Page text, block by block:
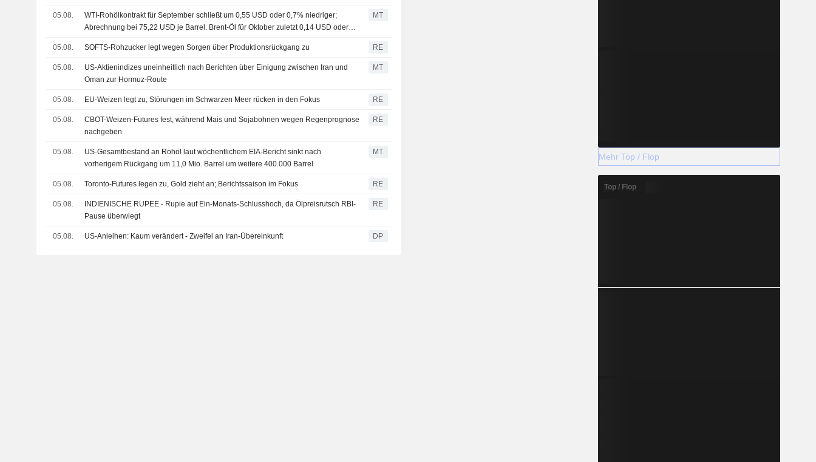
05.08.
WTI-Rohölkontrakt für September schließt um 0,55 USD oder 0,7% niedriger;
Abrechnung bei 75,22 USD je Barrel. Brent-Öl für Oktober zuletzt 0,14 USD oder
MT
05.08. SOFTS-Rohzucker legt wegen Sorgen über Produktionsrückgang zu RE
05.08.
US-Aktienindizes uneinheitlich nach Berichten über Einigung zwischen Iran und
Oman zur Hormuz-Route
MT
05.08. EU-Weizen legt zu, Störungen im Schwarzen Meer rücken in den Fokus RE
05.08.
CBOT-Weizen-Futures fest, während Mais und Sojabohnen wegen Regenprognose
nachgeben
RE
05.08.
US-Gesamtbestand an Rohöl laut wöchentlichem EIA-Bericht sinkt nach
vorherigem Rückgang um 11,0 Mio. Barrel um weitere 400.000 Barrel
MT
05.08. Toronto-Futures legen zu, Gold zieht an; Berichtssaison im Fokus RE
05.08.
INDIENISCHE RUPEE - Rupie auf Ein-Monats-Schlusshoch, da Ölpreisrutsch RBI-
Pause überwiegt
RE
05.08. US-Anleihen: Kaum verändert - Zweifel an Iran-Übereinkunft DP
Mehr Top / Flop
Top / Flop